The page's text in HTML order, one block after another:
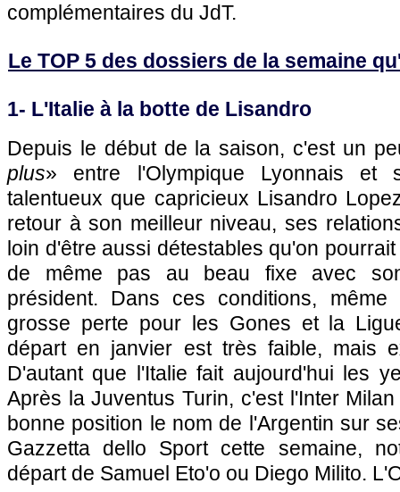
complémentaires du JdT.
Le TOP 5 des dossiers de la semaine
1- L'Italie à la botte de Lisandro
Depuis le début de la saison, c'est un
plus» entre l'Olympique Lyonnais et
talentueux que capricieux Lisandro
retour à son meilleur niveau, ses
loin d'être aussi détestables qu'on
de même pas au beau fixe avec
président. Dans ces conditions, même
grosse perte pour les Gones et la
départ en janvier est très faible, mais
D'autant que l'Italie fait aujourd'hui les
Après la Juventus Turin, c'est l'Inter
bonne position le nom de l'Argentin sur
Gazzetta dello Sport cette semaine,
départ de Samuel Eto'o ou Diego Milito.